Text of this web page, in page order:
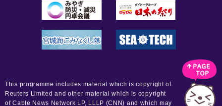
This programme includes material which is copyright of
Reuters Limited and other material which is copyright
of Cable News Network LP, LLLP (CNN) and which may